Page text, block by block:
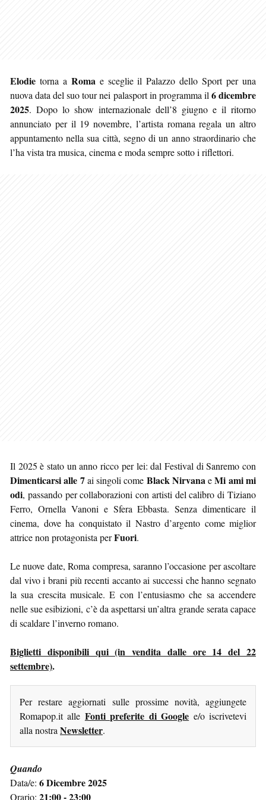
Elodie torna a Roma e sceglie il Palazzo dello Sport per una
nuova data del suo tour nei palasport in programma il 6 dicembre
2025. Dopo lo show internazionale dell’8 giugno e il ritorno
annunciato per il 19 novembre, l’artista romana regala un altro
appuntamento nella sua città, segno di un anno straordinario che
l’ha vista tra musica, cinema e moda sempre sotto i riflettori.
Il 2025 è stato un anno ricco per lei: dal Festival di Sanremo con
Dimenticarsi alle 7ai singoli come Black NirvanaeMi ami mi
odi, passando per collaborazioni con artisti del calibro di Tiziano
Ferro, Ornella Vanoni e Sfera Ebbasta. Senza dimenticare il
cinema, dove ha conquistato il Nastro d’argento come miglior
attrice non protagonista perFuori.
Le nuove date, Roma compresa, saranno l’occasione per ascoltare
dal vivo i brani più recenti accanto ai successi che hanno segnato
la sua crescita musicale. E con l’entusiasmo che sa accendere
nelle sue esibizioni, c’è da aspettarsi un’altra grande serata capace
di scaldare l’inverno romano.
Biglietti disponibili qui (in vendita dalle ore 14 del 22
settembre).
Per restare aggiornati sulle prossime novità, aggiungete
Romapop.it alle Fonti preferite di Google e/o iscrivetevi
alla nostra Newsletter.
Quando
Data/e: 6 Dicembre 2025
Orario: 21:00 - 23:00